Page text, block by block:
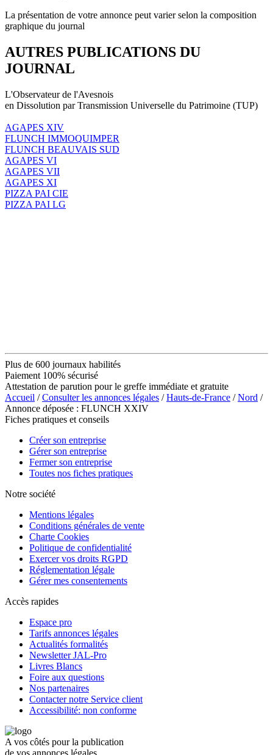
La présentation de votre annonce peut varier selon la composition
graphique du journal
AUTRES PUBLICATIONS DU
JOURNAL
L'Observateur de l'Avesnois
en Dissolution par Transmission Universelle du Patrimoine (TUP)
AGAPES XIV
FLUNCH IMMOQUIMPER
FLUNCH BEAUVAIS SUD
AGAPES VI
AGAPES VII
AGAPES XI
PIZZA PAI CIE
PIZZA PAI LG
Plus de 600 journaux habilités
Paiement 100% sécurisé
Attestation de parution pour le greffe immédiate et gratuite
Accueil /Consulter les annonces légales /Hauts-de-France /Nord /
Annonce déposée : FLUNCH XXIV
Fiches pratiques et conseils
Créer son entreprise
Gérer son entreprise
Fermer son entreprise
Toutes nos fiches pratiques
Notre société
Mentions légales
Conditions générales de vente
Charte Cookies
Politique de confidentialité
Exercer vos droits RGPD
Réglementation légale
Gérer mes consentements
Accès rapides
Espace pro
Tarifs annonces légales
Actualités formalités
Newsletter JAL-Pro
Livres Blancs
Foire aux questions
Nos partenaires
Contacter notre Service client
Accessibilité: non conforme
A vos côtés pour la publication
de vos annonces légales